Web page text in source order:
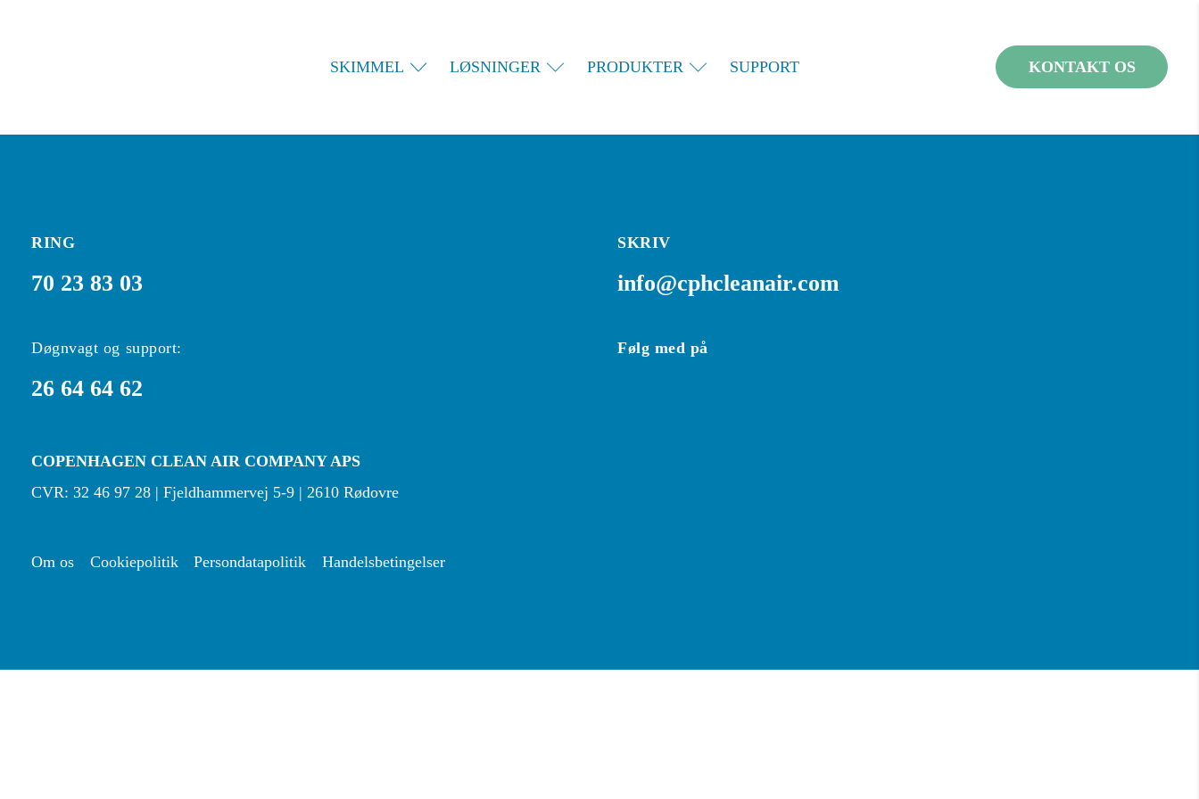
SKIMMEL LØSNINGER PRODUKTER SUPPORT KONTAKT OS
RING
70 23 83 03
SKRIV
info@cphcleanair.com
Døgnvagt og support:
26 64 64 62
Følg med på
COPENHAGEN CLEAN AIR COMPANY APS
CVR: 32 46 97 28 | Fjeldhammervej 5-9 | 2610 Rødovre
Om os Cookiepolitik Persondatapolitik Handelsbetingelser